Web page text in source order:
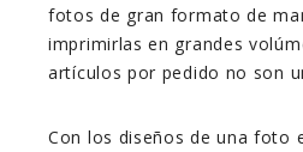
fotos de gran formato de
imprimirlas en grandes
artículos por pedido no son
Con los diseños de una foto